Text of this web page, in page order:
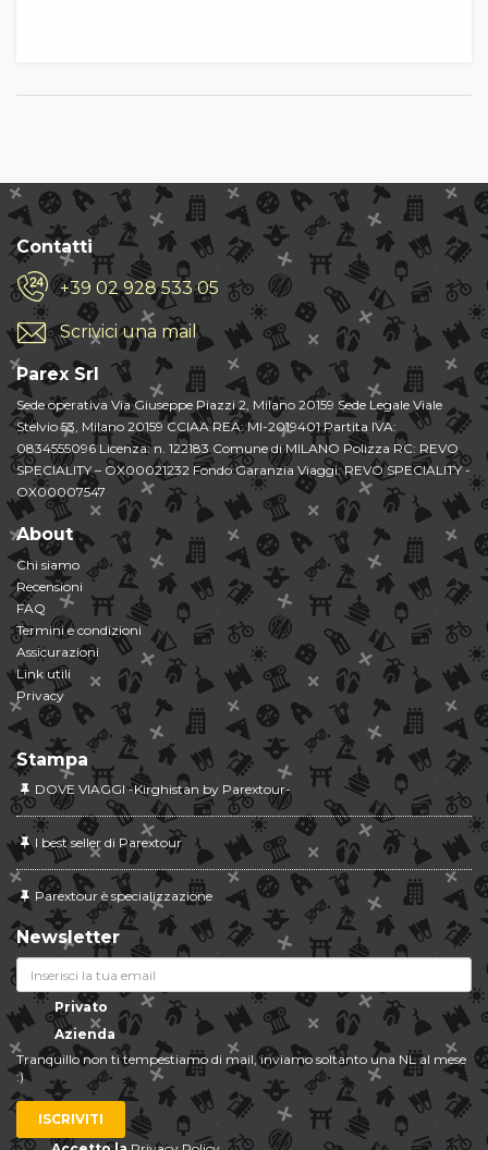
Contatti
+39 02 928 533 05
Scrivici una mail
Parex Srl
Sede operativa Via Giuseppe Piazzi 2, Milano 20159 Sede Legale Viale
Stelvio 53, Milano 20159 CCIAA REA: MI-2019401 Partita IVA:
0834555096 Licenza: n. 122183 Comune di MILANO Polizza RC: REVO
SPECIALITY – OX00021232 Fondo Garanzia Viaggi: REVO SPECIALITY -
OX00007547
About
Chi siamo
Recensioni
FAQ
Termini e condizioni
Assicurazioni
Link utili
Privacy
Stampa
DOVE VIAGGI -Kirghistan by Parextour-
I best seller di Parextour
Parextour è specializzazione
Newsletter
Privato
Azienda
Tranquillo non ti tempestiamo di mail, inviamo soltanto una NL al mese
:)
ISCRIVITI